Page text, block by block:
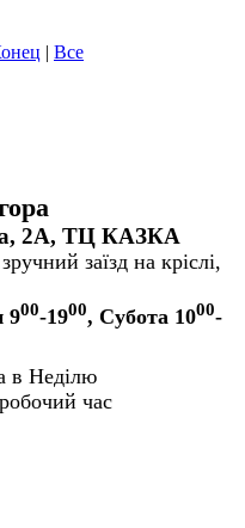
| Все
2А, ТЦ КАЗКА
заїзд на кріслі,
900-1900, Субота 1000-
в Неділю
час